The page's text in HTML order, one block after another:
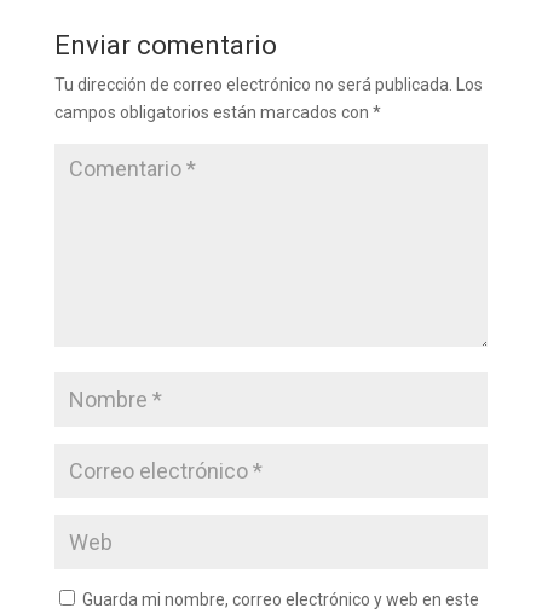
Enviar comentario
Tu dirección de correo electrónico no será publicada.
Los
campos obligatorios están marcados con *
Guarda mi nombre, correo electrónico y web en este